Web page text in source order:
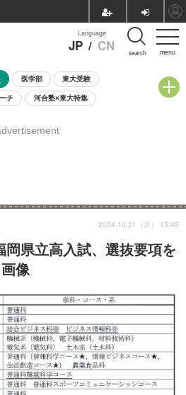
menu
Language
JP / CN search
医学部 東大受験
チ 河合塾×東大特集
催学校説明会・相談会
岡県立高入試、選抜要項を
像
2024.10.21（月） 13:45